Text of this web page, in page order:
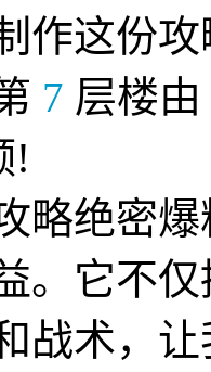
作这份
7 层楼由
!
略绝密
。它不
战术，